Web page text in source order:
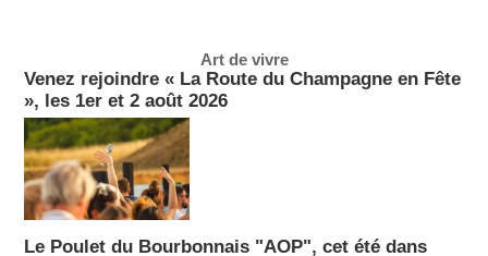
Art de vivre
Venez rejoindre « La Route du Champagne en Fête
», les 1er et 2 août 2026
Le Poulet du Bourbonnais "AOP", cet été dans